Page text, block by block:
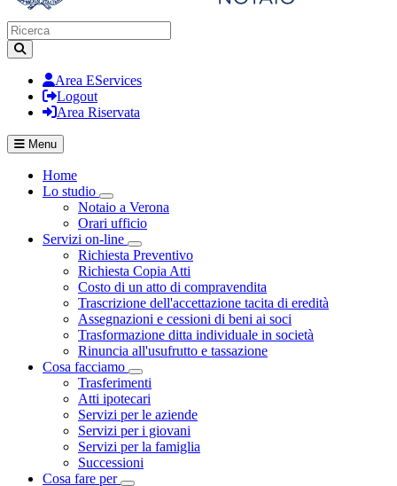
Area EServices
Logout
Area Riservata
Menu
Home
Lo studio
Visualizza menù di secondo livello
Notaio a Verona
Orari ufficio
Servizi on-line
Visualizza menù di secondo livello
Richiesta Preventivo
Richiesta Copia Atti
Costo di un atto di compravendita
Trascrizione dell'accettazione tacita di eredità
Assegnazioni e cessioni di beni ai soci
Trasformazione ditta individuale in società
Rinuncia all'usufrutto e tassazione
Cosa facciamo
Visualizza menù di secondo livello
Trasferimenti
Atti ipotecari
Servizi per le aziende
Servizi per i giovani
Servizi per la famiglia
Successioni
Cosa fare per